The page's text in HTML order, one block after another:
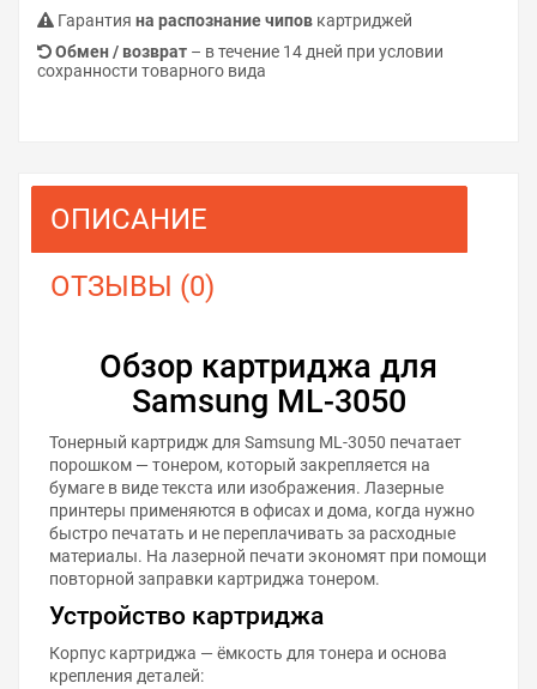
Гарантия на распознание чипов картриджей
Обмен / возврат – в течение 14 дней при условии
сохранности товарного вида
ОПИСАНИЕ
ОТЗЫВЫ (0)
Обзор картриджа для
Samsung ML-3050
Тонерный картридж для Samsung ML-3050 печатает
порошком — тонером, который закрепляется на
бумаге в виде текста или изображения. Лазерные
принтеры применяются в офисах и дома, когда нужно
быстро печатать и не переплачивать за расходные
материалы. На лазерной печати экономят при помощи
повторной заправки картриджа тонером.
Устройство картриджа
Корпус картриджа — ёмкость для тонера и основа
крепления деталей: